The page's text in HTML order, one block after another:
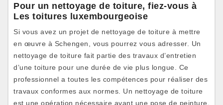
Pour un nettoyage de toiture, fiez-vous à
Les toitures luxembourgeoise
Si vous avez un projet de nettoyage de toiture à mettre
en œuvre à Schengen, vous pourrez vous adresser. Un
nettoyage de toiture fait partie des travaux d’entretien
d’une toiture pour une durée de vie plus longue. Ce
professionnel a toutes les compétences pour réaliser des
travaux conformes aux normes. Un nettoyage de toiture
est une opération nécessaire avant une pose de peinture.